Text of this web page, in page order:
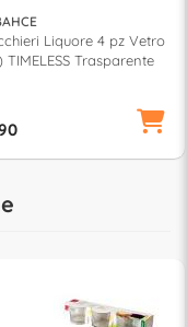
Liquore 4 pz Vetro
TIMELESS Trasparente